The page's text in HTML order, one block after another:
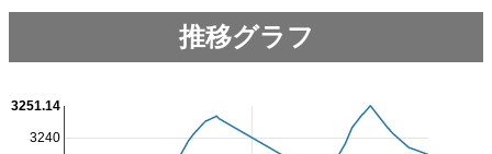
推移グラフ
3240
3251.14